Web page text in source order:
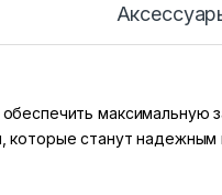
максимальную
которые станут